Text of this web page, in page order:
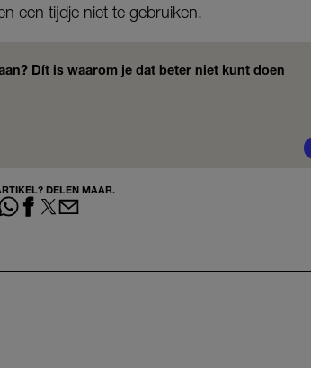
een tijdje niet te gebruiken.
Dít is waarom je dat beter niet kunt doen
DELEN MAAR.